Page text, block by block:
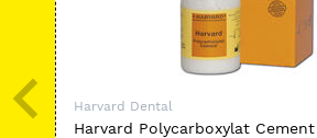
Harvard Dental
Harvard Polycarboxylat